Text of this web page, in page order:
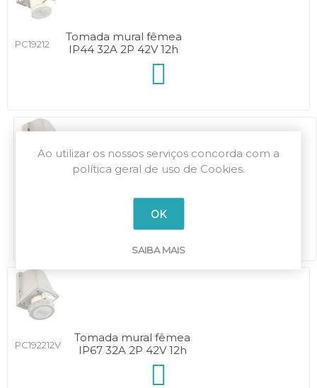
PC19212
Tomada mural fêmea
IP44 32A 2P 42V 12h
IP44 32A 2P+T 42V 12h
PC192212V
Tomada mural fêmea
IP67 32A 2P 42V 12h
Ao utilizar os nossos serviços concorda com a
política geral de uso de Cookies.
OK
SAIBA MAIS